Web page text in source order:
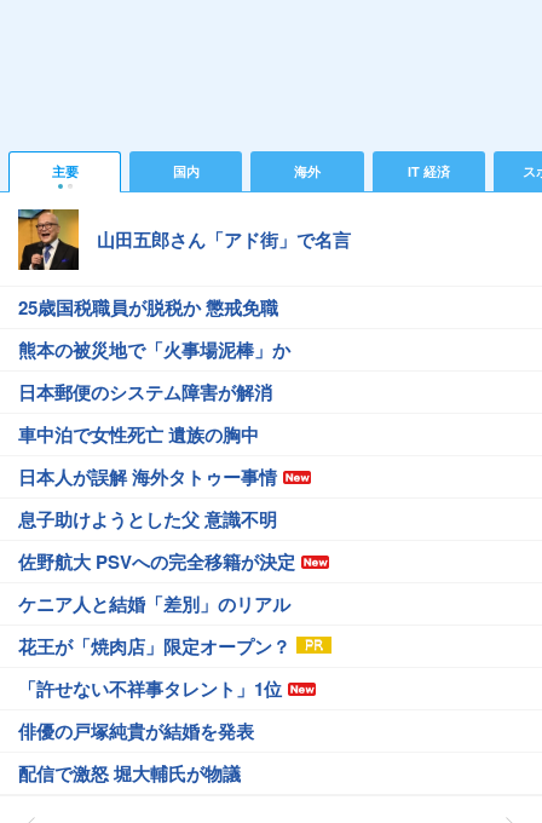
主要 国内 海外 IT 経済 ス
山田五郎さん「アド街」で名言
25歳国税職員が脱税か 懲戒免職
熊本の被災地で「火事場泥棒」か
日本郵便のシステム障害が解消
車中泊で女性死亡 遺族の胸中
日本人が誤解 海外タトゥー事情
息子助けようとした父 意識不明
佐野航大 PSVへの完全移籍が決定
ケニア人と結婚「差別」のリアル
花王が「焼肉店」限定オープン？
「許せない不祥事タレント」1位
俳優の戸塚純貴が結婚を発表
配信で激怒 堀大輔氏が物議